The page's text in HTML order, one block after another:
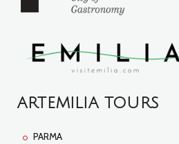
ARTEMILIA TOURS
PARMA